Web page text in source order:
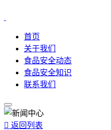
首页
关于我们
食品安全动态
食品安全知识
联系我们
 返回列表